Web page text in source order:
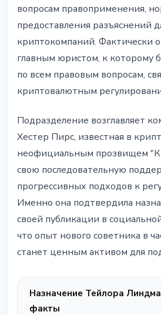
вопросам правоприменения,
предоставления разъяснений
криптокомпаний. Фактически
главным юристом, к которому
по всем правовым вопросам,
криптовалютным
Подразделение возглавляет
Хестер Пирс, известная в
неофициальным прозвищем
свою последовательную
прогрессивных подходов к
Именно она подтвердила
своей публикации в
что опыт нового советника в
станет ценным активом для
Назначение Тейлора
факты